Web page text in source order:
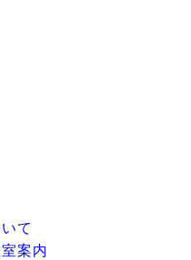
て
案内